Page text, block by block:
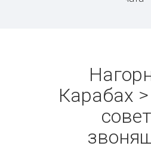
Карабах